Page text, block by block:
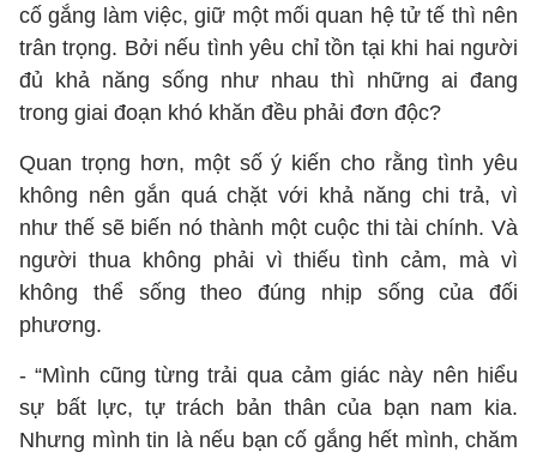
cố gắng làm việc, giữ một mối quan hệ tử tế thì nên
trân trọng. Bởi nếu tình yêu chỉ tồn tại khi hai người
đủ khả năng sống như nhau thì những ai đang
trong giai đoạn khó khăn đều phải đơn độc?
Quan trọng hơn, một số ý kiến cho rằng tình yêu
không nên gắn quá chặt với khả năng chi trả, vì
như thế sẽ biến nó thành một cuộc thi tài chính. Và
người thua không phải vì thiếu tình cảm, mà vì
không thể sống theo đúng nhịp sống của đối
phương.
- “Mình cũng từng trải qua cảm giác này nên hiểu
sự bất lực, tự trách bản thân của bạn nam kia.
Nhưng mình tin là nếu bạn cố gắng hết mình, chăm